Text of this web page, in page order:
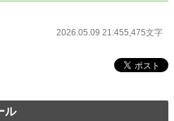
調理場からは火が消えた。
きつく王子だが、もう遅い。
狐や雷鳥といった強力な精霊たちと「個人
声を聞き、愛でる――これは、彼女が真の
2026.05.09 21:455,475文字
ル